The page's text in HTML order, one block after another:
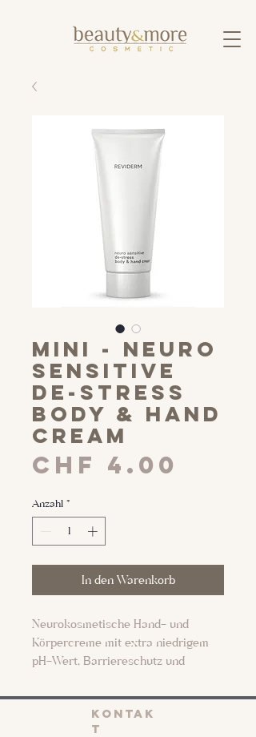
MINI - neuro
sensitive
de-stress
body & hand
cream
CHF 4.00
Anzahl *
In den Warenkorb
Neurokosmetische Hand- und
Körpercreme mit extra niedrigem
pH-Wert, Barriereschutz und
für kurze Zeit.
KONTAK
T